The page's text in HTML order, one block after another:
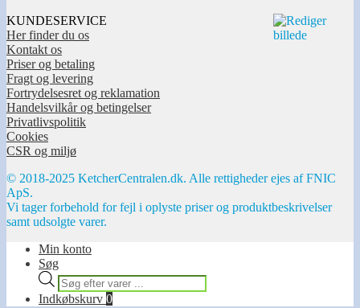
KUNDESERVICE
Her finder du os
Kontakt os
Priser og betaling
Fragt og levering
Fortrydelsesret og reklamation
Handelsvilkår og betingelser
Privatlivspolitik
Cookies
CSR og miljø
© 2018-2025 KetcherCentralen.dk. Alle rettigheder ejes af FNIC
ApS.
Vi tager forbehold for fejl i oplyste priser og produktbeskrivelser
samt udsolgte varer.
Min konto
Søg
Products
search
Indkøbskurv 0